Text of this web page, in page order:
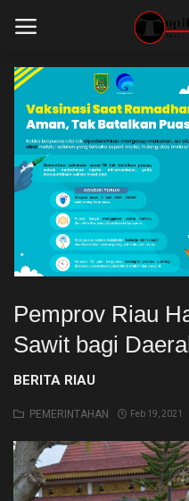
Home
ADVERTORIAL
BERITA RIAU
GALERI FOTO
INTERNASIONAL
KESEHATAN
LINGKUNGAN
PEMERINTAHAN
Pemprov Riau
Sawit bagi
BERITA RIAU
PEMERINTAHAN Feb 19, 2021